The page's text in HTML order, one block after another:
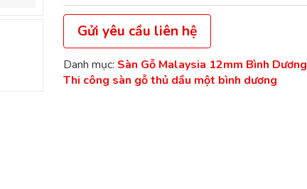
Gửi yêu cầu liên hệ
Danh mục: Sàn Gỗ Malaysia 12mm Bình Dương
Thi công sàn gỗ thủ dầu một bình dương